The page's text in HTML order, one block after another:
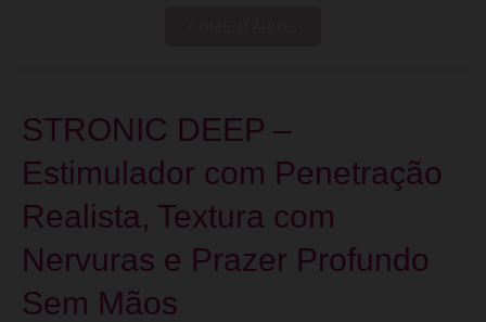
STRONIC DEEP –
Estimulador com Penetração
Realista, Textura com
Nervuras e Prazer Profundo
Sem Mãos